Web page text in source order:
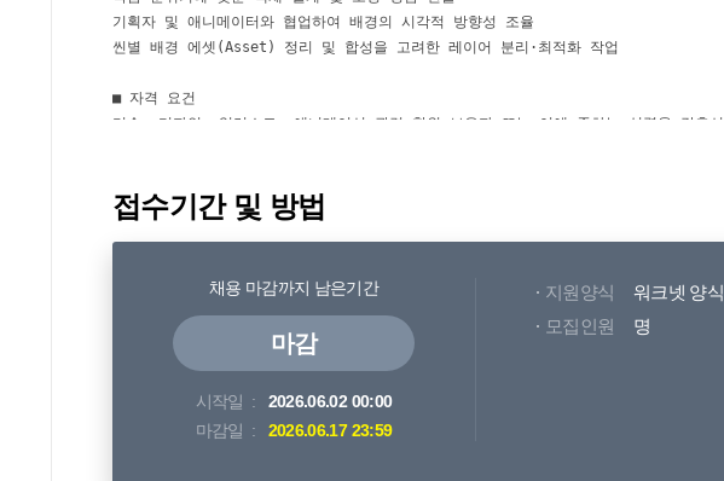
접수기간 및 방법
채용 마감까지 남은기간
마감
시작일
2026.06.02 00:00
마감일
2026.06.17 23:59
지원양식
워크넷 양식
모집인원
명